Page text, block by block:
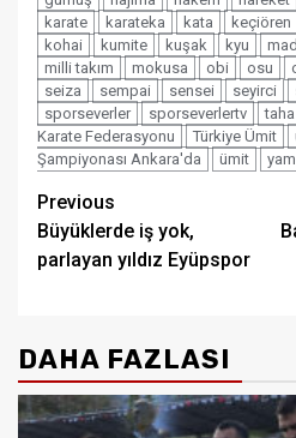
karate
karateka kata keçiören
kohai
kumite kuşak kyu
milli takım
mokusa obi osu
seiza
sempai sensei seyirci
sporseverler
sporseverlertv
Karate Federasyonu
Türkiye Ümit
Şampiyonası Ankara'da
ümit
Post
navigation
Previous
Büyüklerde iş yok,
parlayan yıldız Eyüpspor
DAHA FAZLASI